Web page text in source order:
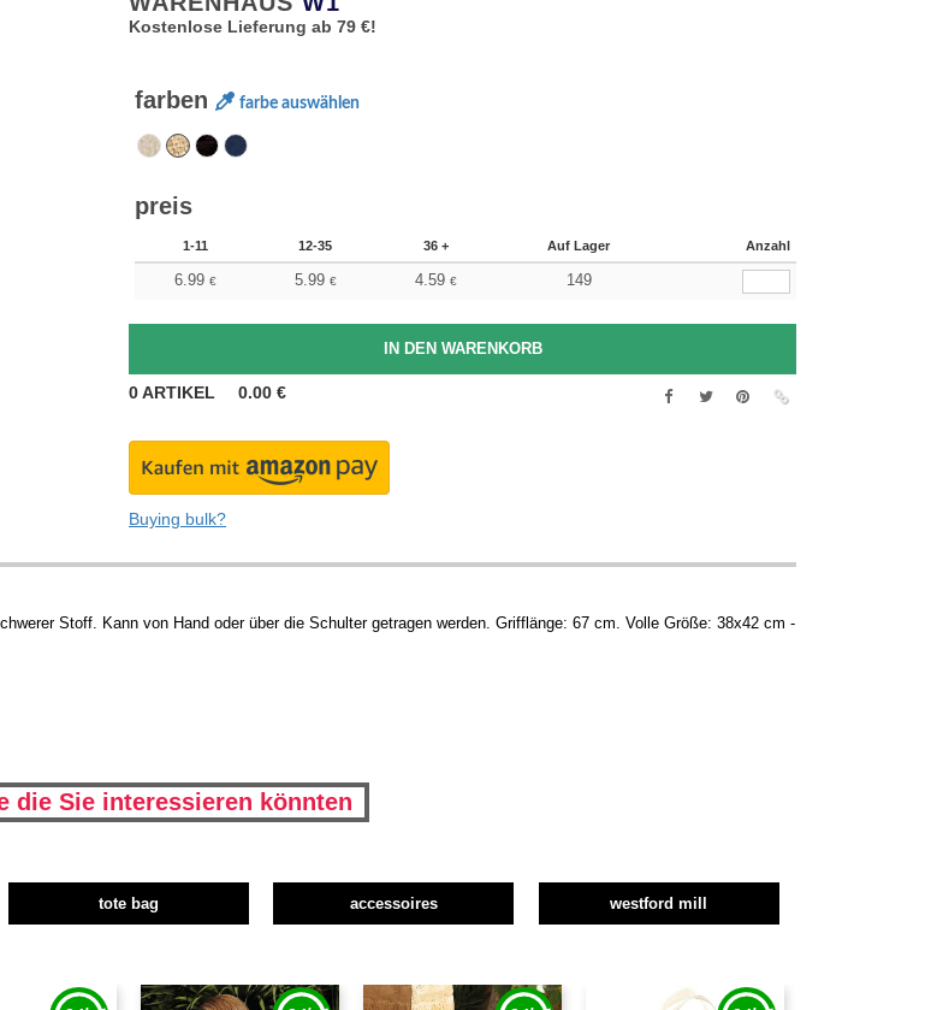
Kostenlose Lieferung ab 79 €!
farben farbe auswählen
preis
1-11 12-35 36 + Auf Lager Anzahl
6.99 € 5.99 € 4.59 € 149
0ARTIKEL 0.00 €
Buying bulk?
Stoff. Kann von Hand oder über die Schulter getragen werden. Grifflänge: 67 cm. Volle Größe: 38x42 cm -
die Sie interessieren könnten
tote bag accessoires westford mill